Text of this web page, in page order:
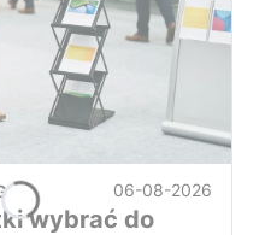
06-08-2026
wybrać do